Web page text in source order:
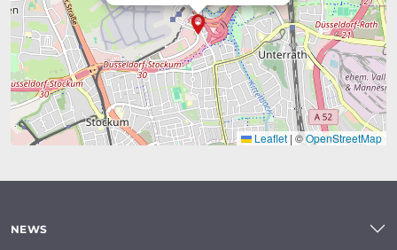
Leaflet | ©OpenStreetMap
NEWS